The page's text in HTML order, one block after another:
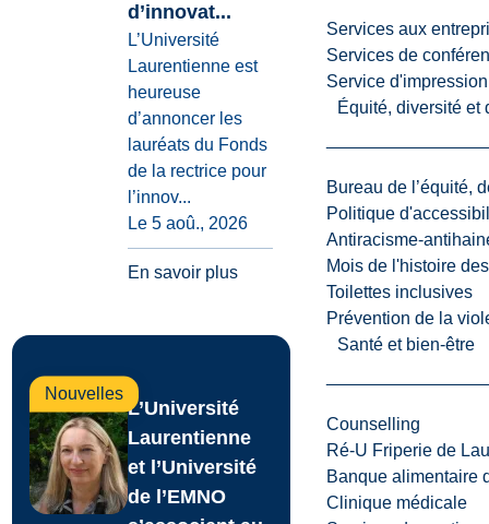
Services aux
Services de
Service d'impression
Équité, diversité et
Bureau de l’équité,
Politique
Antiracisme-
Mois de l'histoire
Toilettes inclusives
Prévention de la
Santé et bien-être
Counselling
Ré-U Friperie de
Banque alimentaire
Clinique médicale
d’innovat...
L’Université
Laurentienne est
heureuse
d’annoncer les
lauréats du Fonds
de la rectrice pour
l’innov...
Le 5 aoû., 2026
En savoir plus
Nouvelles
L’Université
Laurentienne
et l’Université
de l’EMNO